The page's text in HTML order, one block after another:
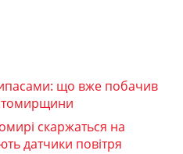
що вже побачив
скаржаться на
датчики повітря